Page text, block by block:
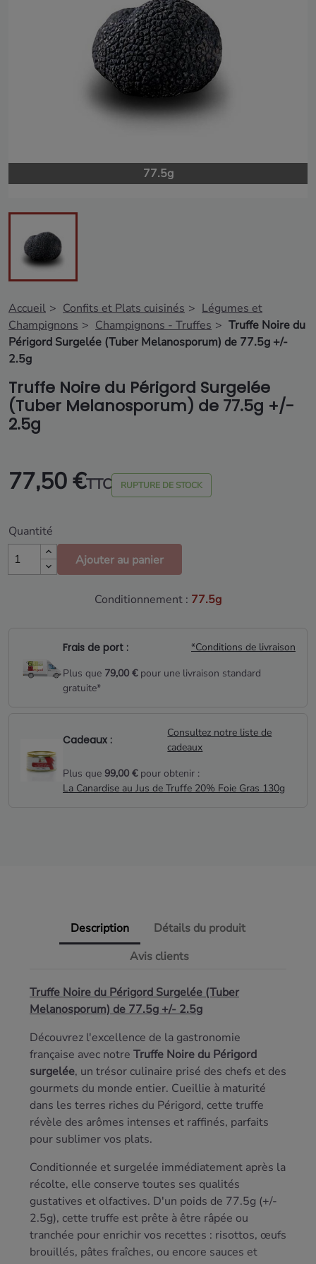
77.5g
Accueil Confits et Plats cuisinés
Légumes et
Champignons
Champignons - Truffes
Truffe Noire du
Périgord Surgelée (Tuber Melanosporum) de 77.5g +/-
2.5g
Truffe Noire du Périgord Surgelée
(Tuber Melanosporum) de 77.5g +/-
2.5g
77,50 €TTC RUPTURE DE STOCK
Quantité
Ajouter au panier
Conditionnement : 77.5g
Frais de port :
*Conditions de livraison
Plus que 79,00 €pour une livraison standard
gratuite*
Cadeaux :
Consultez notre liste de
cadeaux
Plus que 99,00 €pour obtenir :
La Canardise au Jus de Truffe 20% Foie Gras 130g
Description
Détails du produit
Avis clients
Truffe Noire du Périgord Surgelée (Tuber
Melanosporum) de 77.5g +/- 2.5g
Découvrez l'excellence de la gastronomie
française avec notre Truffe Noire du Périgord
surgelée, un trésor culinaire prisé des chefs et des
gourmets du monde entier. Cueillie à maturité
dans les terres riches du Périgord, cette truffe
révèle des arômes intenses et raffinés, parfaits
pour sublimer vos plats.
Conditionnée et surgelée immédiatement après la
récolte, elle conserve toutes ses qualités
gustatives et olfactives. D'un poids de 77.5g (+/-
2.5g), cette truffe est prête à être râpée ou
tranchée pour enrichir vos recettes : risottos, œufs
brouillés, pâtes fraîches, ou encore sauces et